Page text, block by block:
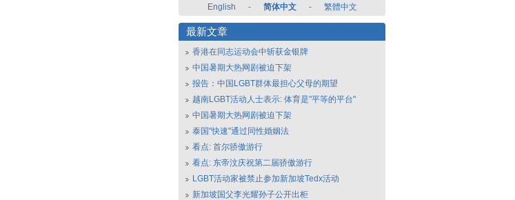
English - 简体中文 - 繁體中文
最新文章
香港在同志运动会中斩获金银牌
中国暑期大热网剧被迫下架
报告：中国LGBT群体最担心父母的期望
越南LGBT活动人士表示: 体育是"平等的平台"
中国暑期大热网剧被迫下架
泰国"快速"通过同性婚姻法
看点: 首尔骄傲游行
看点: 东帝汶庆祝第二届骄傲游行
LGBT活动家被禁止参加新加坡Tedx活动
新加坡国父李光耀孙子公开出柜